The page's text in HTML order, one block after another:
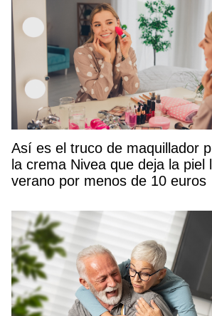
Así es el truco de maquillador
la crema Nivea que deja la piel
verano por menos de 10 euros